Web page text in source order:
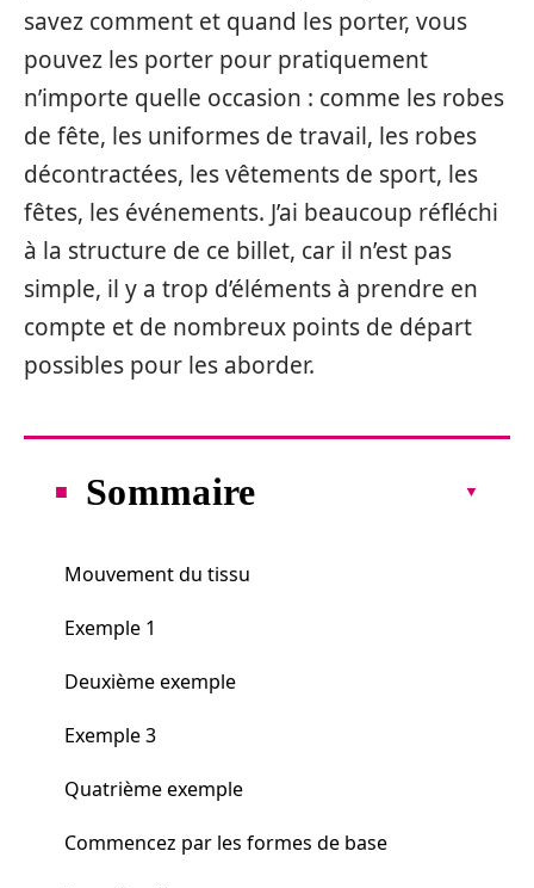
savez comment et quand les porter, vous
pouvez les porter pour pratiquement
n’importe quelle occasion : comme les robes
de fête, les uniformes de travail, les robes
décontractées, les vêtements de sport, les
fêtes, les événements. J’ai beaucoup réfléchi
à la structure de ce billet, car il n’est pas
simple, il y a trop d’éléments à prendre en
compte et de nombreux points de départ
possibles pour les aborder.
Sommaire
Mouvement du tissu
Exemple 1
Deuxième exemple
Exemple 3
Quatrième exemple
Commencez par les formes de base